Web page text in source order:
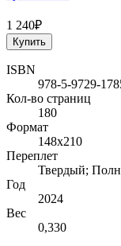
1 240₽
Купить
ISBN
978-5-9729-
Кол-во страниц
180
Формат
148х210
Переплет
Твердый;
Год
2024
Вес
0,330